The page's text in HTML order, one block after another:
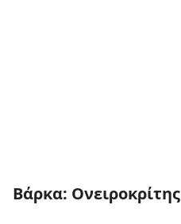
Βάρκα: Ονειροκρίτης